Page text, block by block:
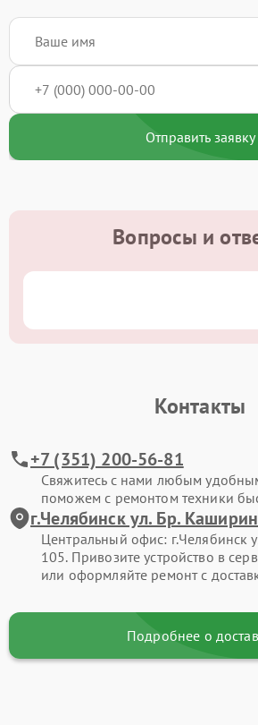
Отправить заявку
Вопросы и
Контакты
+7 (351) 200-56-81
Свяжитесь с нами любым
поможем с ремонтом техники
г.Челябинск ул. Бр.
Центральный офис: г.Челябинск
105. Привозите устройство в
или оформляйте ремонт с
Подробнее о